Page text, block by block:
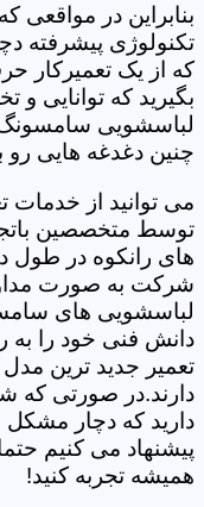
بنابراین در
تکنولوژی پیشرفته
که از یک تعمیرکار
بگیرید که توانایی
لباسشویی سامسونگ
چنین دغدغه هایی رو
می توانید از
توسط متخصصین
های رانکوه در طول
شرکت به صورت
لباسشویی های
دانش فنی خود را به
تعمیر جدید ترین
دارند.در صورتی که
دارید که دچار مشکل
پیشنهاد می کنیم
همیشه تجربه کنید!